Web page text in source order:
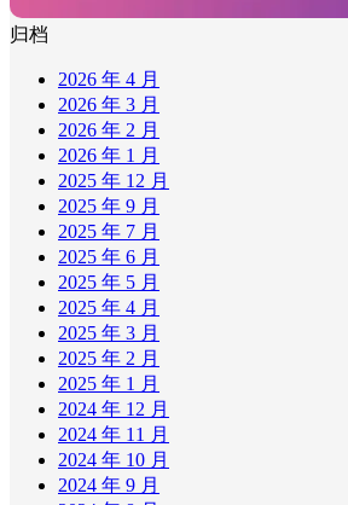
归档
2026 年 4 月
2026 年 3 月
2026 年 2 月
2026 年 1 月
2025 年 12 月
2025 年 9 月
2025 年 7 月
2025 年 6 月
2025 年 5 月
2025 年 4 月
2025 年 3 月
2025 年 2 月
2025 年 1 月
2024 年 12 月
2024 年 11 月
2024 年 10 月
2024 年 9 月